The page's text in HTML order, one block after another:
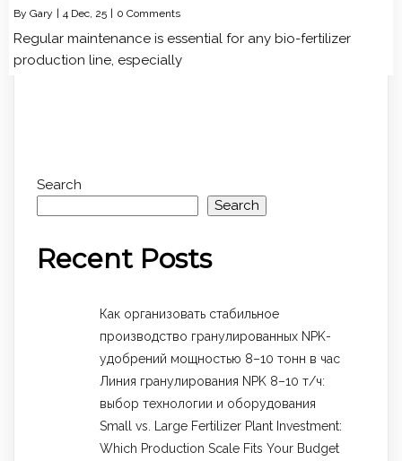
By Gary | 4 Dec, 25 | 0 Comments
Regular maintenance is essential for any bio-fertilizer
production line, especially
Search
Search
Recent Posts
Как организовать стабильное
производство гранулированных NPK-
удобрений мощностью 8–10 тонн в час
Линия гранулирования NPK 8–10 т/ч:
выбор технологии и оборудования
Small vs. Large Fertilizer Plant Investment:
Which Production Scale Fits Your Budget